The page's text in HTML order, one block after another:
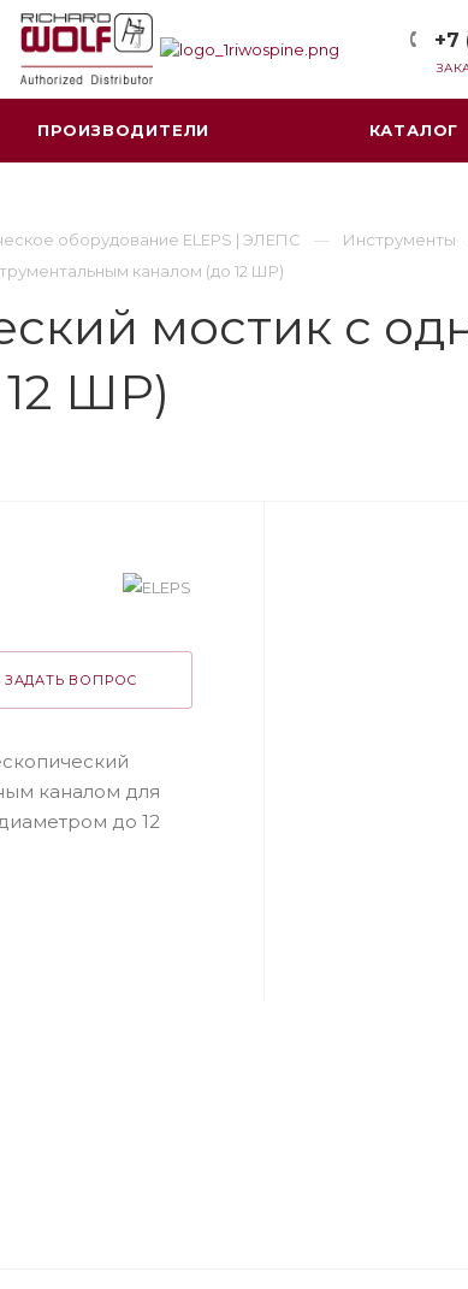
+7
ПРОИЗВОДИТЕЛИ КАТАЛОГ
оборудование ELEPS | ЭЛЕПС Инструменты
каналом (до 12 ШР)
мостик с
ШР)
ЗАДАТЬ ВОПРОС
каналом для
до 12